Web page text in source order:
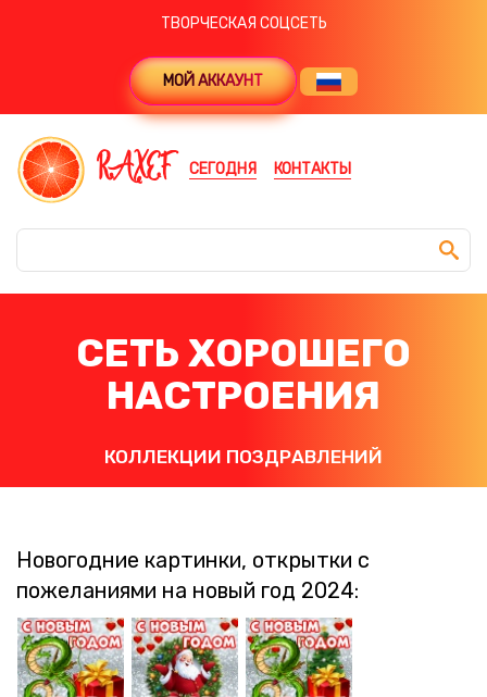
ТВОРЧЕСКАЯ СОЦСЕТЬ
МОЙ АККАУНТ
RAXEF СЕГОДНЯ КОНТАКТЫ
СЕТЬ ХОРОШЕГО
НАСТРОЕНИЯ
КОЛЛЕКЦИИ ПОЗДРАВЛЕНИЙ
Новогодние картинки, открытки с
пожеланиями на новый год 2024:
ЗАГРУЗКА ЗАГРУЗКА ЗАГРУЗКА